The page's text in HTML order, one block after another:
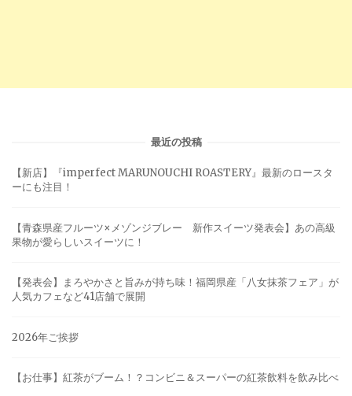
最近の投稿
【新店】『imperfect MARUNOUCHI ROASTERY』最新のロースタ
ーにも注目！
【青森県産フルーツ×メゾンジブレー 新作スイーツ発表会】あの高級
果物が愛らしいスイーツに！
【発表会】まろやかさと旨みが持ち味！福岡県産「八女抹茶フェア」が
人気カフェなど41店舗で展開
2026年ご挨拶
【お仕事】紅茶がブーム！？コンビニ＆スーパーの紅茶飲料を飲み比べ